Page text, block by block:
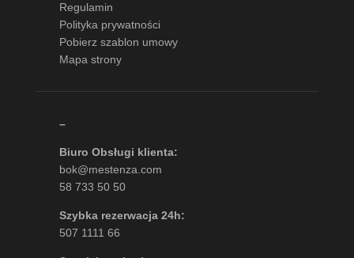
Regulamin
Polityka prywatności
Pobierz szablon umowy
Mapa strony
–
Biuro Obsługi klienta:
bok@mestenza.com
58 733 50 50
Szybka rezerwacja 24h:
507 1111 66